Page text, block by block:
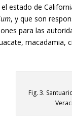
estado de
, y que son
para las
Fig. 3.